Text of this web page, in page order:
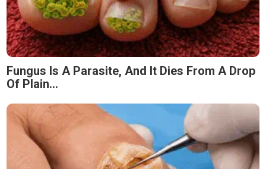
Fungus Is A Parasite, And It Dies From A Drop
Of Plain...